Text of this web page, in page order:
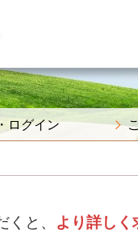
ログイン
と、 より詳しく